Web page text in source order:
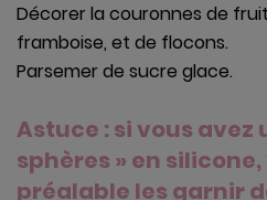
Décorer la couronnes de
framboise, et de flocons.
Parsemer de sucre glace.
Astuce : si vous avez
sphères » en
préalable les garnir